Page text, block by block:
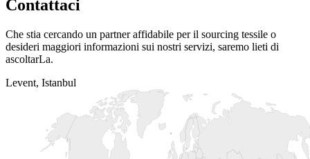
Contattaci
Che stia cercando un partner affidabile per il sourcing tessile o
desideri maggiori informazioni sui nostri servizi, saremo lieti di
ascoltarLa.
Levent, Istanbul